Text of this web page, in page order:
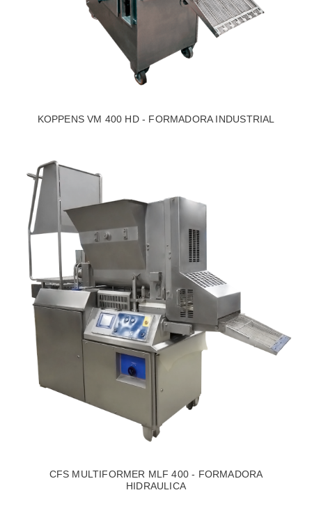
KOPPENS VM 400 HD - FORMADORA INDUSTRIAL
CFS MULTIFORMER MLF 400 - FORMADORA
HIDRAULICA